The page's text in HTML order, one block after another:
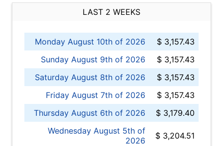
LAST 2 WEEKS
Monday August 10th of 2026
$ 3,157.43
Sunday August 9th of 2026
$ 3,157.43
Saturday August 8th of 2026
$ 3,157.43
Friday August 7th of 2026
$ 3,157.43
Thursday August 6th of 2026
$ 3,179.40
Wednesday August 5th of
2026
$ 3,204.51